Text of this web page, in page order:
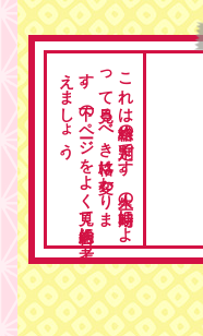
こ
れ
は
総格の
判定で
す
。
人生の
時期に
よ
っ
て
見る
べ
き
格は
変わ
り
ま
す
。
下の
ペ
ージ
を
よ
く
見て
総合的に
考
え
ま
し
ょ
う
。